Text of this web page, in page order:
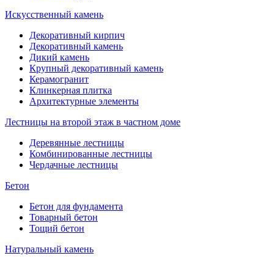
Искусственный камень
Декоративный кирпич
Декоративный камень
Дикий камень
Крупный декоративный камень
Керамогранит
Клинкерная плитка
Архитектурные элементы
Лестницы на второй этаж в частном доме
Деревянные лестницы
Комбинированные лестницы
Чердачные лестницы
Бетон
Бетон для фундамента
Товарный бетон
Тощий бетон
Натуральный камень